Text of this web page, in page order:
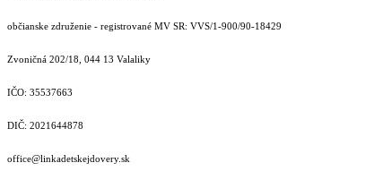
občianske združenie - registrované MV SR: VVS/1-900/90-18429
Zvoničná 202/18, 044 13 Valaliky
IČO: 35537663
DIČ: 2021644878
office@linkadetskejdovery.sk